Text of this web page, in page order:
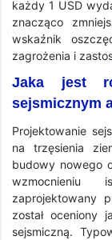
każdy 1 USD
znacząco
wskaźnik
zagrożenia i
Jaka jest
sejsmicznym
Projektowanie
na trzęsienia
budowy nowego
wzmocnieniu
zaprojektowany
został oceniony
sejsmiczną.